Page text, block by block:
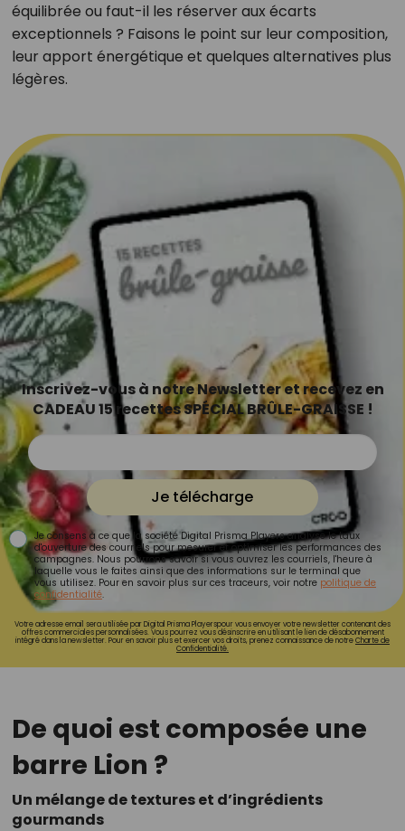
équilibrée ou faut-il les réserver aux écarts
exceptionnels ? Faisons le point sur leur composition,
leur apport énergétique et quelques alternatives plus
légères.
Inscrivez-vous à notre Newsletter et recevez en
CADEAU 15 recettes SPÉCIAL BRÛLE-GRAISSE !
Je télécharge
Je consens à ce que la société Digital Prisma Players analyse le taux
d'ouverture des courriels pour mesurer et optimiser les performances des
campagnes. Nous pourrons savoir si vous ouvrez les courriels, l'heure à
laquelle vous le faites ainsi que des informations sur le terminal que
vous utilisez. Pour en savoir plus sur ces traceurs, voir notre politique de
confidentialité.
Votre adresse email sera utilisée par Digital Prisma Playerspour vous envoyer votre newsletter contenant des
offres commerciales personnalisées. Vous pourrez vous désinscrire en utilisant le lien de désabonnement
intégré dans la newsletter. Pour en savoir plus et exercer vos droits, prenez connaissance de notreCharte de
Confidentialité.
De quoi est composée une
barre Lion ?
Un mélange de textures et d’ingrédients
gourmands